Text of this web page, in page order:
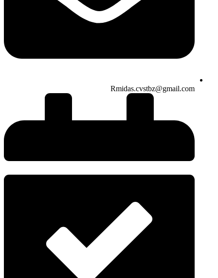
Rmidas.cvstbz@gmail.com